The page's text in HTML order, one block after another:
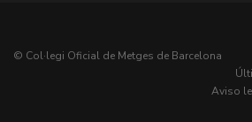
© Col·legi Oficial de Metges de Barcelona
Aviso